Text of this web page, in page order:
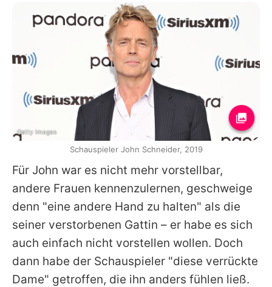
Für John war es nicht mehr vorstellbar,
andere Frauen kennenzulernen, geschweige
denn "eine andere Hand zu halten" als die
seiner verstorbenen Gattin – er habe es sich
auch einfach nicht vorstellen wollen. Doch
dann habe der Schauspieler "diese verrückte
Dame" getroffen, die ihn anders fühlen ließ.
Getty Images
Schauspieler John Schneider, 2019